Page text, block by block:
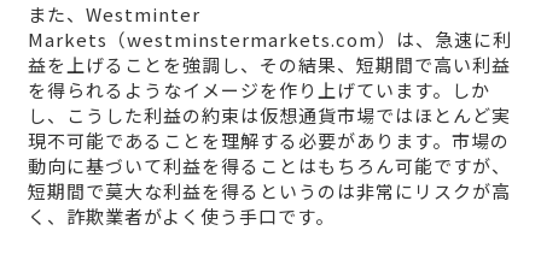
また、Westminter
Markets（westminstermarkets.com）は、急速に利
益を上げることを強調し、その結果、短期間で高い利益
を得られるようなイメージを作り上げています。しか
し、こうした利益の約束は仮想通貨市場ではほとんど実
現不可能であることを理解する必要があります。市場の
動向に基づいて利益を得ることはもちろん可能ですが、
短期間で莫大な利益を得るというのは非常にリスクが高
く、詐欺業者がよく使う手口です。